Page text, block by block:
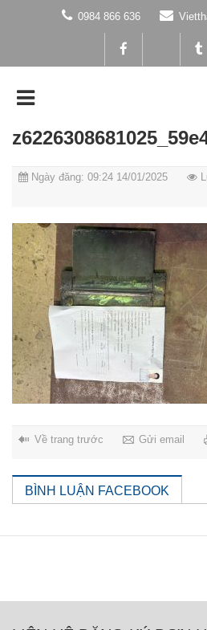
0984 866 636
Ngày đăng: 09:24 14/01/2025
Về trang trước Gửi email
BÌNH LUẬN FACEBOOK